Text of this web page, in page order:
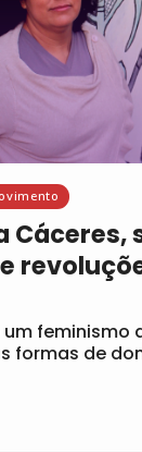
Cáceres,
um feminismo
formas de